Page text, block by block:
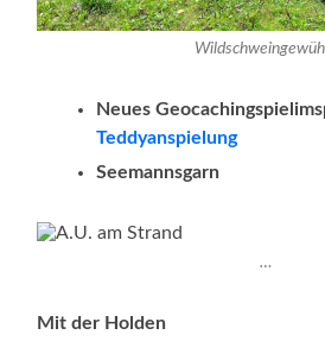
Neues
Teddyanspielung
Seemannsgarn
…
Mit der Holden